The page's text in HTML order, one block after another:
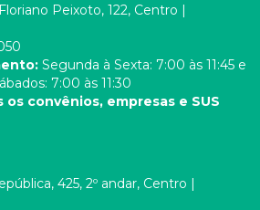
Peixoto, 122, Centro |
Segunda à Sexta: 7:00 às 11:45 e
7:00 às 11:30
convênios, empresas e SUS
425, 2º andar, Centro |